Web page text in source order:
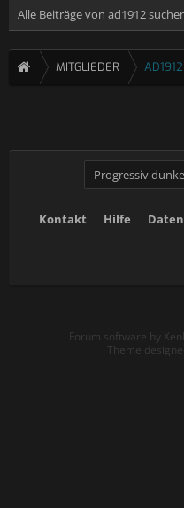
Alle Beiträge von ad1912
MITGLIEDER AD1912
Progressiv
Kontakt Hilfe
Forum software by
Theme